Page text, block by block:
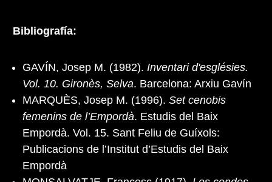
Bibliografía:
GAVÍN, Josep M. (1982). Inventari d'esglésies.
Vol. 10. Gironès, Selva. Barcelona: Arxiu Gavín
MARQUÈS, Josep M. (1996). Set cenobis
femenins de l’Empordà. Estudis del Baix
Empordà. Vol. 15. Sant Feliu de Guíxols:
Publicacions de l’Institut d’Estudis del Baix
Empordà